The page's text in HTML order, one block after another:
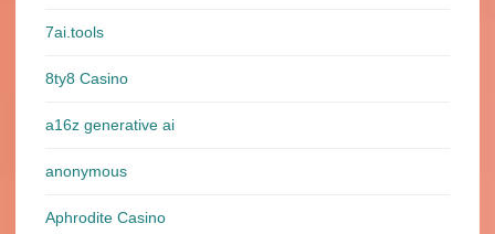
7ai.tools
8ty8 Casino
a16z generative ai
anonymous
Aphrodite Casino